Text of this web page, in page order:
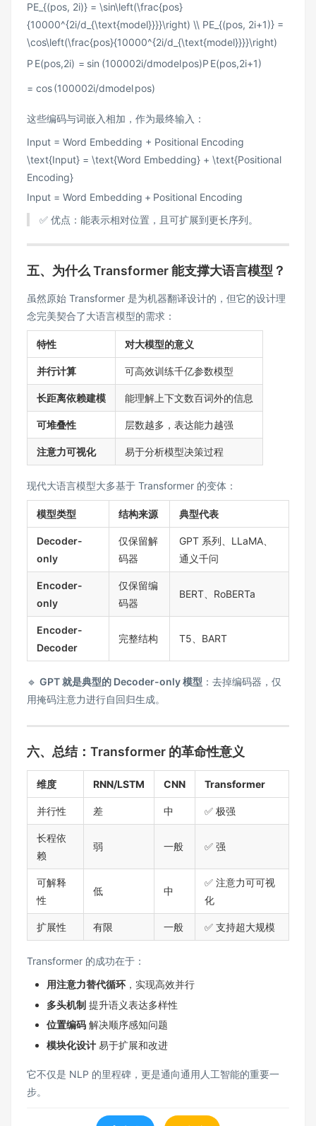
PE_{(pos, 2i)} = \sin\left(\frac{pos}
{10000^{2i/d_{\text{model}}}}\right) \\ PE_{(pos, 2i+1)} =
\cos\left(\frac{pos}{10000^{2i/d_{\text{model}}}}\right)
P E(pos,2i) = sin (100002i/dmodelpos)P E(pos,2i+1)
= cos(100002i/dmodelpos)
这些编码与词嵌入相加，作为最终输入：
Input = Word Embedding + Positional Encoding
\text{Input} = \text{Word Embedding} + \text{Positional
Encoding}
Input = Word Embedding + Positional Encoding
✅ 优点：能表示相对位置，且可扩展到更长序列。
五、为什么 Transformer 能支撑大语言模型？
虽然原始 Transformer 是为机器翻译设计的，但它的设计理
念完美契合了大语言模型的需求：
特性 对大模型的意义
并行计算 可高效训练千亿参数模型
长距离依赖建模 能理解上下文数百词外的信息
可堆叠性 层数越多，表达能力越强
注意力可视化 易于分析模型决策过程
现代大语言模型大多基于 Transformer 的变体：
模型类型 结构来源 典型代表
Decoder-
only
仅保留解
码器
GPT 系列、LLaMA、
通义千问
Encoder-
only
仅保留编
码器
BERT、RoBERTa
Encoder-
Decoder
完整结构 T5、BART
🔹 GPT 就是典型的 Decoder-only 模型 ：去掉编码器，仅
用掩码注意力进行自回归生成。
六、总结：Transformer 的革命性意义
维度 RNN/LSTM CNN Transformer
并行性 差 中 ✅ 极强
长程依
赖
弱 一般 ✅ 强
可解释
性
低 中
✅ 注意力可可视
化
扩展性 有限 一般 ✅ 支持超大规模
Transformer 的成功在于：
用注意力替代循环 ，实现高效并行
多头机制 提升语义表达多样性
位置编码 解决顺序感知问题
模块化设计 易于扩展和改进
它不仅是 NLP 的里程碑，更是通向通用人工智能的重要一
步。